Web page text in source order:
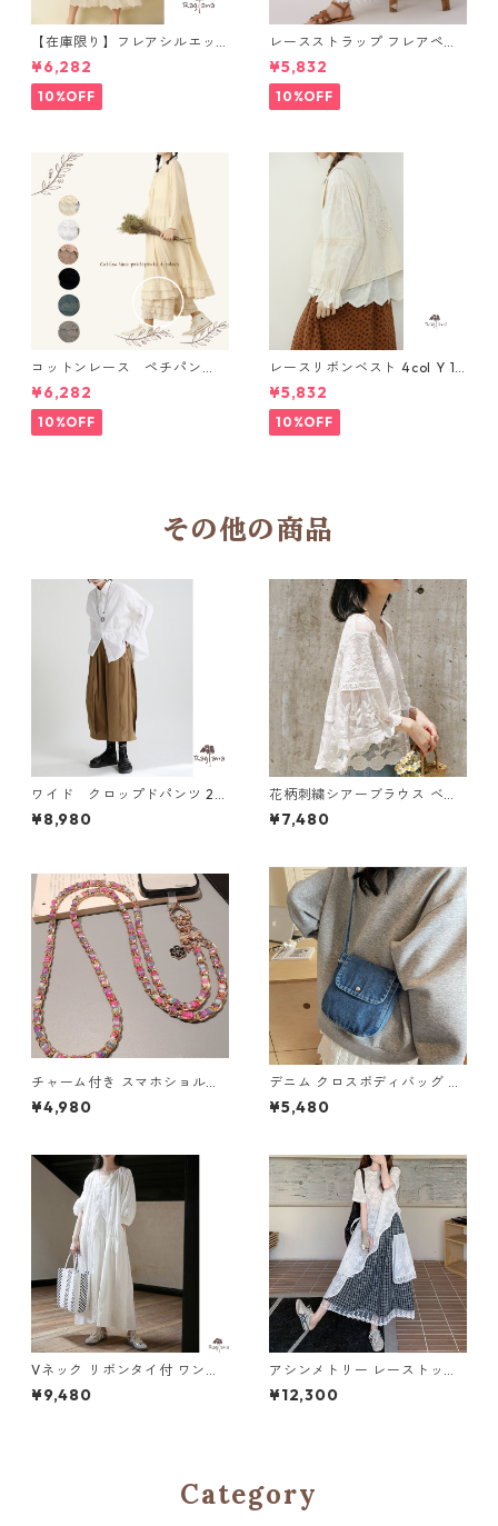
【在庫限り】フレアシルエッ
ト キャミワンピース 2col N
WP123
¥6,282
10%OFF
レースストラップ フレアペチ
パンツ Y 10925
¥5,832
10%OFF
コットンレース ペチパン
ツ 6 colors R2020131
¥6,282
10%OFF
レースリボンベスト 4col Y 111
15
¥5,832
10%OFF
その他の商品
ワイド クロップドパンツ 2c
ol N PA076
¥8,980
花柄刺繍シアーブラウス ベル
スリーブ Vネックブラウス K
260051
¥7,480
チャーム付き スマホショルダ
ーストラップ 5col H 260122
¥4,980
デニム クロスボディバッグ M
3col 250314
¥5,480
Vネック リボンタイ付 ワンピ
ース M 250182
¥9,480
アシンメトリー レーストップ
& チェック柄スカート セット
アップ M 250250
¥12,300
Category